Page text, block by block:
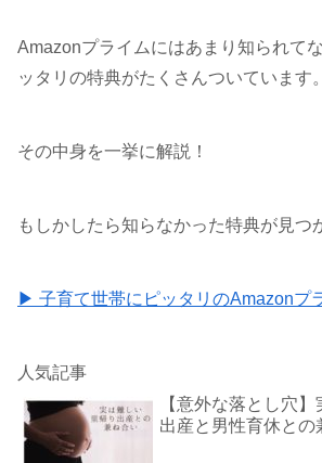
Amazonプライムにはあまり知られて
ッタリの特典がたくさんついています。
その中身を一挙に解説！
もしかしたら知らなかった特典が見つ
▶ 子育て世帯にピッタリのAmazonプ
人気記事
【意外な落とし穴
出産と男性育休との